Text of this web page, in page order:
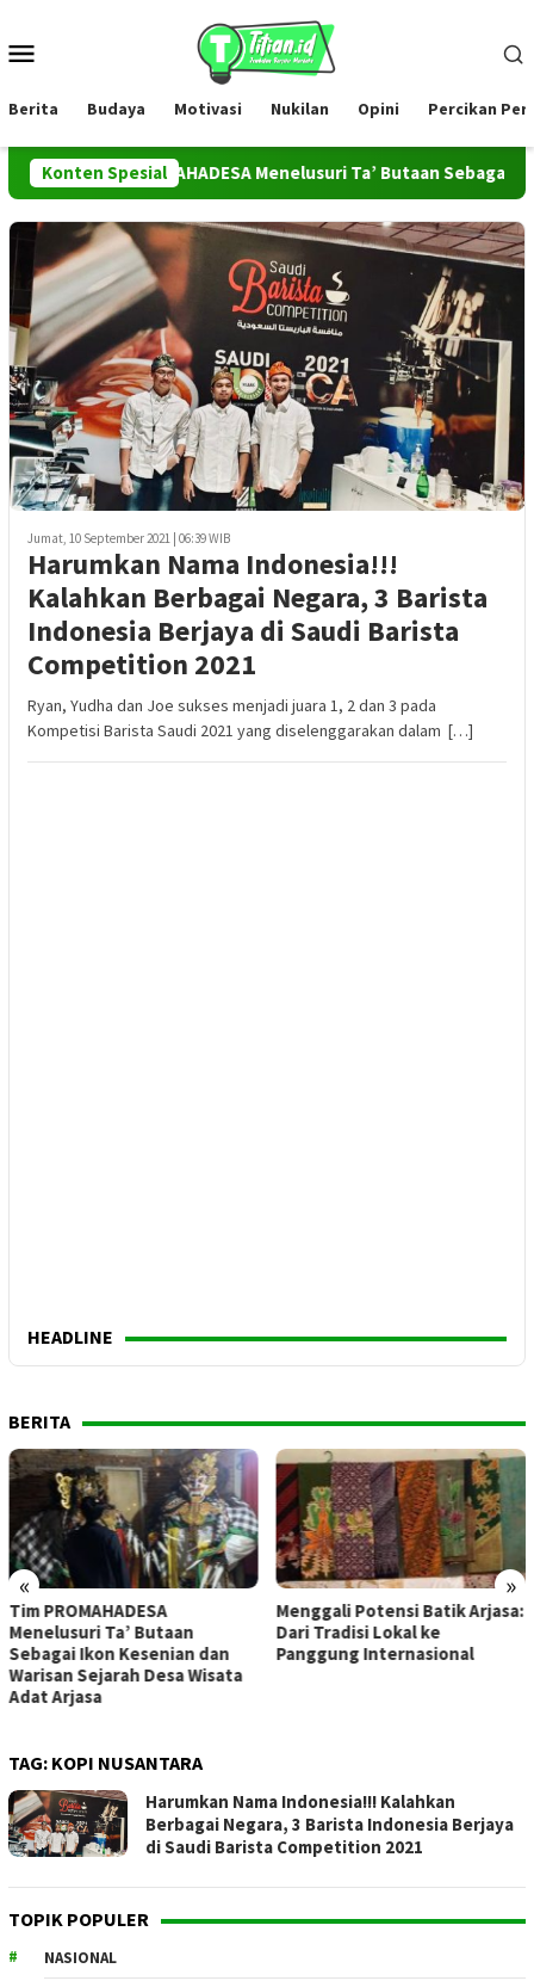
konten
Berita Budaya Motivasi Nukilan Opini Percikan
Konten Spesial
Tim PROMAHADESA Menelusuri Ta’ Butaan Sebagai
Jumat, 10 September 2021 | 06:39 WIB
Harumkan Nama Indonesia!!!
Kalahkan Berbagai Negara, 3 Barista
Indonesia Berjaya di Saudi Barista
Competition 2021
Ryan, Yudha dan Joe sukses menjadi juara 1, 2 dan 3 pada
Kompetisi Barista Saudi 2021 yang diselenggarakan dalam […]
HEADLINE
BERITA
« »
PROMAHADESA
Ta’ Butaan
Ikon Kesenian dan
Sejarah Desa Wisata
Arjasa
Menggali Potensi Batik Arjasa:
Dari Tradisi Lokal ke
Panggung Internasional
TAG: KOPI NUSANTARA
Harumkan Nama Indonesia!!! Kalahkan
Berbagai Negara, 3 Barista Indonesia Berjaya
di Saudi Barista Competition 2021
TOPIK POPULER
NASIONAL